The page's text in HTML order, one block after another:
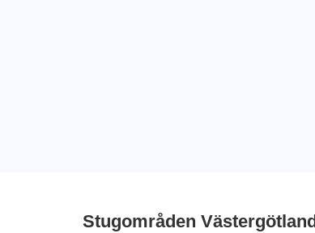
Stugområden Västergötland